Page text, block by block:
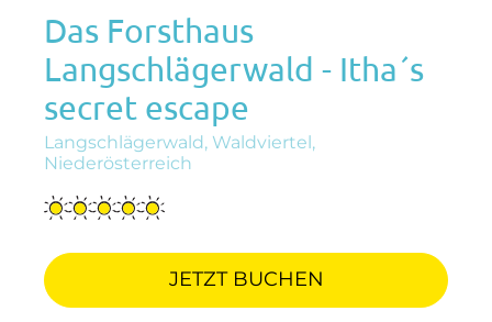
Das Forsthaus
Langschlägerwald - Itha´s
secret escape
Langschlägerwald, Waldviertel,
Niederösterreich
JETZT BUCHEN